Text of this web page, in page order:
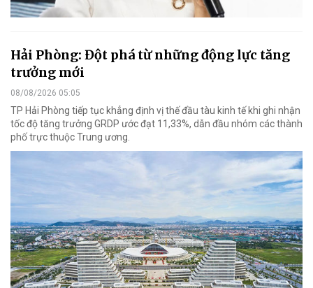
Hải Phòng: Đột phá từ những động lực tăng
trưởng mới
08/08/2026 05:05
TP Hải Phòng tiếp tục khẳng định vị thế đầu tàu kinh tế khi ghi nhận
tốc độ tăng trưởng GRDP ước đạt 11,33%, dẫn đầu nhóm các thành
phố trực thuộc Trung ương.